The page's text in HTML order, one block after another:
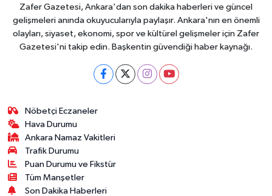
Zafer Gazetesi, Ankara'dan son dakika haberleri ve güncel
gelişmeleri anında okuyucularıyla paylaşır. Ankara'nın en önemli
olayları, siyaset, ekonomi, spor ve kültürel gelişmeler için Zafer
Gazetesi'ni takip edin. Başkentin güvendiği haber kaynağı.
Nöbetçi Eczaneler
Hava Durumu
Ankara Namaz Vakitleri
Trafik Durumu
Puan Durumu ve Fikstür
Tüm Manşetler
Son Dakika Haberleri